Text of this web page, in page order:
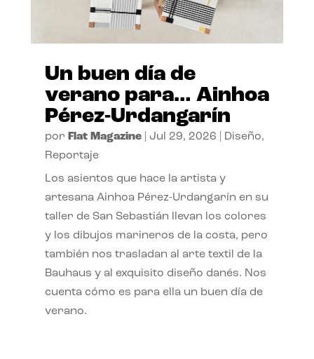
Un buen día de
verano para… Ainhoa
Pérez-Urdangarín
por Flat Magazine| Jul 29, 2026 Diseño,
Reportaje
Los asientos que hace la artista y
artesana Ainhoa Pérez-Urdangarín en su
taller de San Sebastián llevan los colores
y los dibujos marineros de la costa, pero
también nos trasladan al arte textil de la
Bauhaus y al exquisito diseño danés. Nos
cuenta cómo es para ella un buen día de
verano.